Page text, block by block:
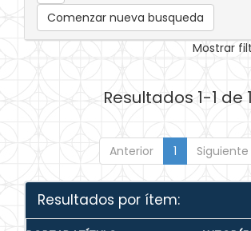
Comenzar nueva busqueda
Mostrar
Resultados 1-1 de
Anterior 1 Siguiente
Resultados por ítem: